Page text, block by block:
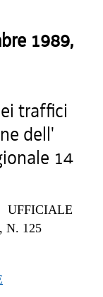
1989,
traffici
dell'
14
N. 125